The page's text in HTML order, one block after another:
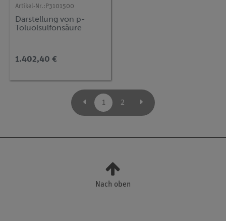
Artikel-Nr.: P3101500
Darstellung von p-
Toluolsulfonsäure
1.402,40 €
1 2
Nach oben